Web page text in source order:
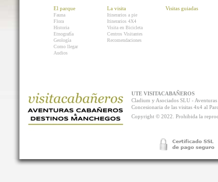
El parque
Fauna
Flora
Historia
Etnografía
Geología
Como llegar
Audios
La visita
Itinerarios a pie
Itinerarios 4X4
Visita en Bicicleta
Centros Visitantes
Recomendaciones
Visitas guiadas
UTE VISITACABAÑEROS
Cladium y Asociados SLU -
Concesionaria de las visitas 4x4 al
Copyright © 2022. Prohibida la